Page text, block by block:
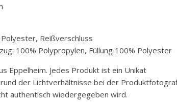
Reißverschluss
100% Polypropylen, Füllung 100% Polyester
Eppelheim. Jedes Produkt ist ein Unikat
der Lichtverhältnisse bei der
authentisch wiedergegeben wird.